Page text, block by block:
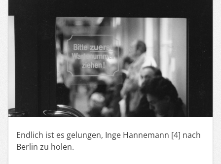
Endlich ist es gelungen, Inge Hannemann [4] nach
Berlin zu holen.